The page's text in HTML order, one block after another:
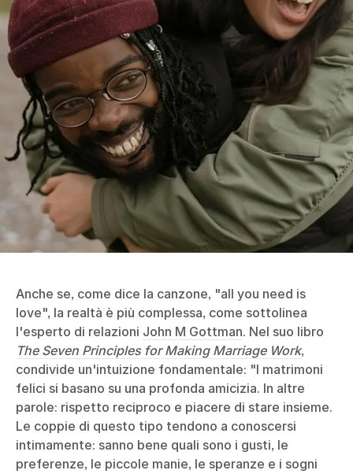
Anche se, come dice la canzone, "all you need is
love", la realtà è più complessa, come sottolinea
l'esperto di relazioni John M Gottman. Nel suo libro
The Seven Principles for Making Marriage Work,
condivide un'intuizione fondamentale: "I matrimoni
felici si basano su una profonda amicizia. In altre
parole: rispetto reciproco e piacere di stare insieme.
Le coppie di questo tipo tendono a conoscersi
intimamente: sanno bene quali sono i gusti, le
preferenze, le piccole manie, le speranze e i sogni